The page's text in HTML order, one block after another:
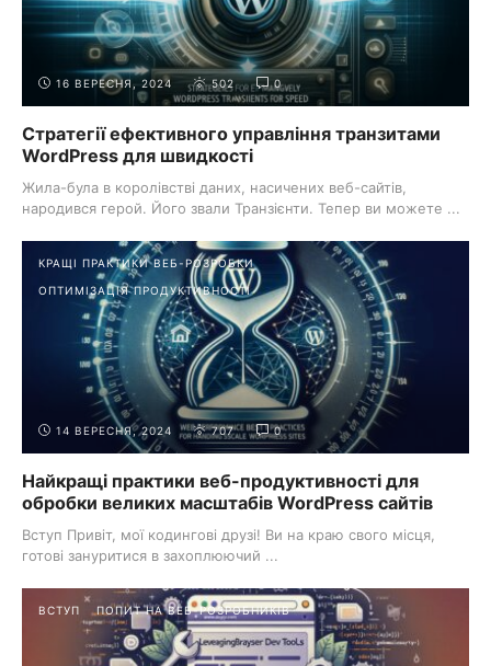
16 ВЕРЕСНЯ, 2024 502 0
Стратегії ефективного управління транзитами
WordPress для швидкості
Жила-була в королівстві даних, насичених веб-сайтів,
народився герой. Його звали Транзієнти. Тепер ви можете ...
КРАЩІ ПРАКТИКИ ВЕБ-РОЗРОБКИ
ОПТИМІЗАЦІЯ ПРОДУКТИВНОСТІ
14 ВЕРЕСНЯ, 2024 707 0
Найкращі практики веб-продуктивності для
обробки великих масштабів WordPress сайтів
Вступ Привіт, мої кодингові друзі! Ви на краю свого місця,
готові зануритися в захоплюючий ...
ВСТУП ПОПИТ НА ВЕБ-РОЗРОБНИКІВ